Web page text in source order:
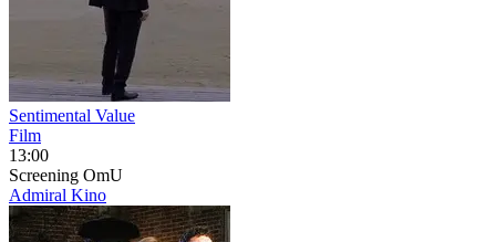
Sentimental Value
Film
13:00
Screening OmU
Admiral Kino